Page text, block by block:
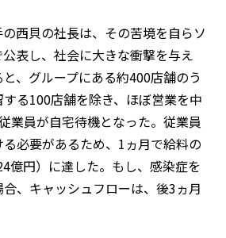
西貝の社長は、その苦境を自らソ
表し、社会に大きな衝撃を与え
、グループにある約400店舗のう
る100店舗を除き、ほぼ営業を中
業員が自宅待機となった。従業員
必要があるため、1ヵ月で給料の
億円）に達した。もし、感染症を
、キャッシュフローは、後3ヵ月